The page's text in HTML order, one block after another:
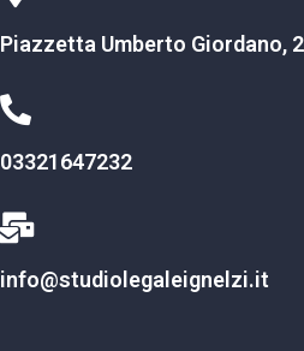
Piazzetta Umberto Giordano,
03321647232
info@studiolegaleignelzi.it